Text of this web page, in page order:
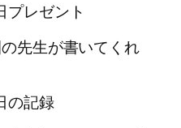
先生が書いてくれ